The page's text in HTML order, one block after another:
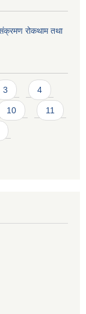
रोकथाम तथा
3 4
10 11